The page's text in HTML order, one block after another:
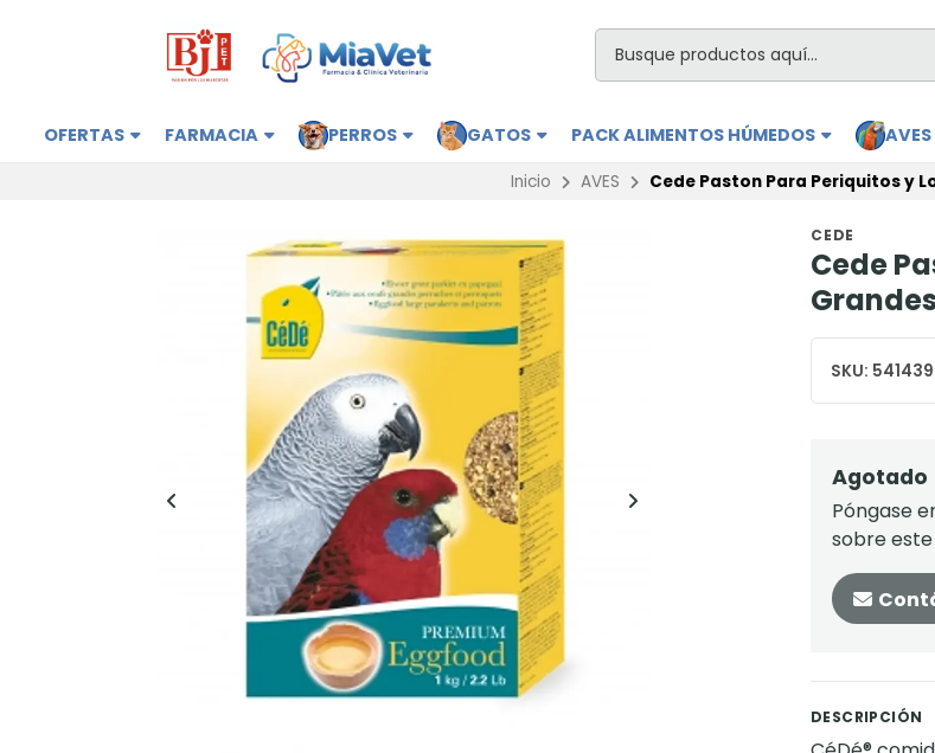
OFERTAS FARMACIA PERROS GATOS PACK ALIMENTOS HÚMEDOS AVES
Inicio AVES Cede Paston Para Periquitos y
CEDE
Cede
SKU:
Agotado
Póngase
sobre
DESCRIPCIÓN